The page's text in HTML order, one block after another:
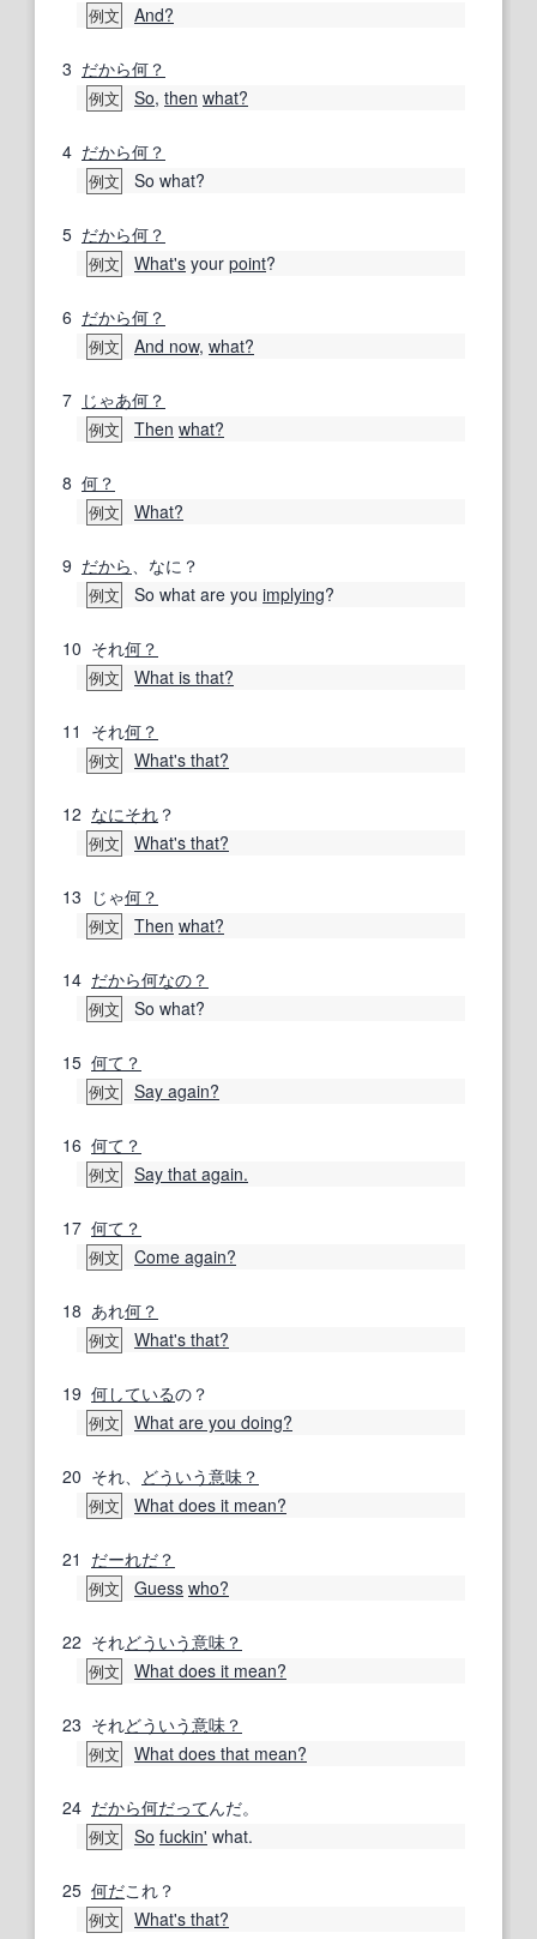
例文 And?
3 だから何？
例文 So, then what?
4 だから何？
例文 So what?
5 だから何？
例文 What's your point?
6 だから何？
例文 And now, what?
7 じゃあ何？
例文 Then what?
8 何？
例文 What?
9 だから 、なに？
例文 So what are you implying?
10 それ何？
例文 What is that?
11 それ何？
例文 What's that?
12 なにそれ ？
例文 What's that?
13 じゃ何？
例文 Then what?
14 だから何なの？
例文 So what?
15 何て？
例文 Say again?
16 何て？
例文 Say that again.
17 何て？
例文 Come again?
18 あれ何？
例文 What's that?
19 何しているの？
例文 What are you doing?
20 それ、 どういう意味？
例文 What does it mean?
21 だーれだ？
例文 Guess who?
22 それどういう意味？
例文 What does it mean?
23 それどういう意味？
例文 What does that mean?
24 だから何だってんだ。
例文 So fuckin' what.
25 何だこれ？
例文 What's that?